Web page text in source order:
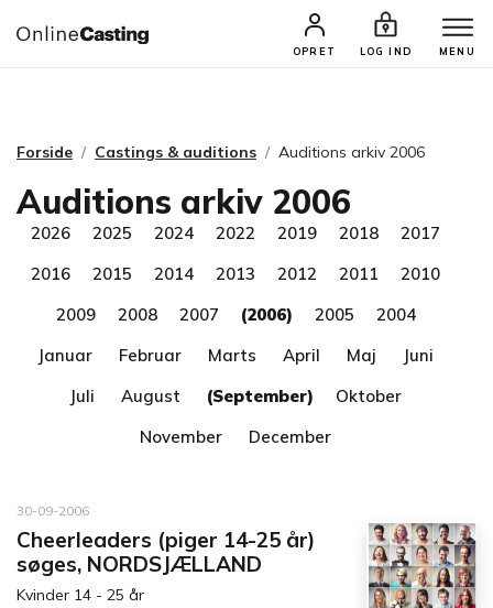
OPRET LOG IND MENU
CASTINGS & JOBS SØG PROFIL
Forside Castings & auditions Auditions arkiv 2006
Auditions arkiv 2006
2026 2025 2024 2022 2019 2018
2017
2016
2015 2014 2013 2012 2011
2010
2009
2008 2007 (2006) 2005
2004
Januar
Februar Marts April Maj
Juni
Juli
August (September)
Oktober
November
December
30-09-2006
Cheerleaders (piger 14-25 år)
søges, NORDSJÆLLAND
Kvinder 14 - 25 år